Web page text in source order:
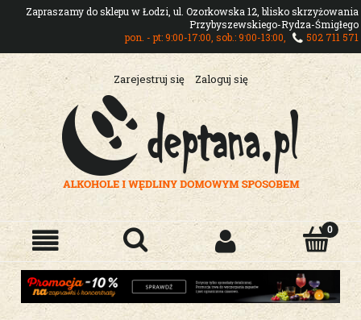
Zapraszamy do sklepu w Łodzi, ul. Ozorkowska 12, blisko skrzyżowania
Przybyszewskiego-Rydza-Śmigłego
pon. - pt: 9:00-17:00, sob.: 9:00-13:00,
502 711 571
Zarejestruj się Zaloguj się